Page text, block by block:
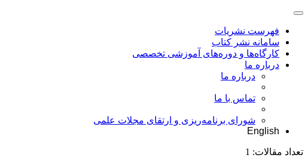
فهرست نشریات
سامانه نشر کتاب
کارگاه‌ها و دوره‌های آموزشی تخصصی
درباره ما
درباره ما
تماس با ما
شورای برنامه‌ریزی و ارتقای مجلات علمی
English
تعداد مقالات: 1